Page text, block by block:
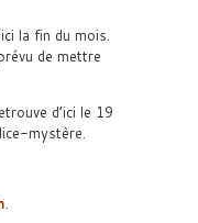
la fin du mois.
de mettre
d’ici le 19
mystère.
.